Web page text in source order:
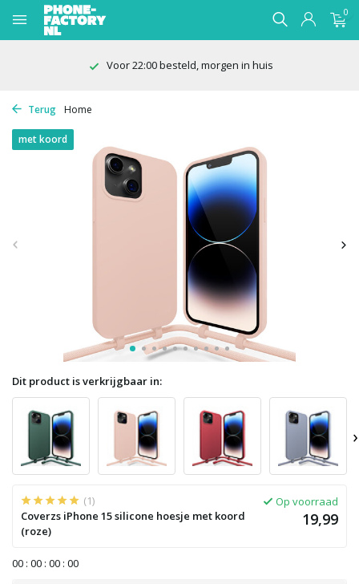
0
100 dagen bedenktijd
Terug Home
met koord
Dit product is verkrijgbaar in:
›
(1)
Coverzs iPhone 15 silicone hoesje met koord
(roze)
Op voorraad
19,99
00 : 00 : 00 : 00